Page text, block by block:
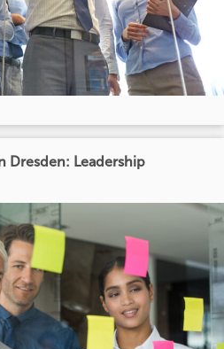
Dresden: Leadership